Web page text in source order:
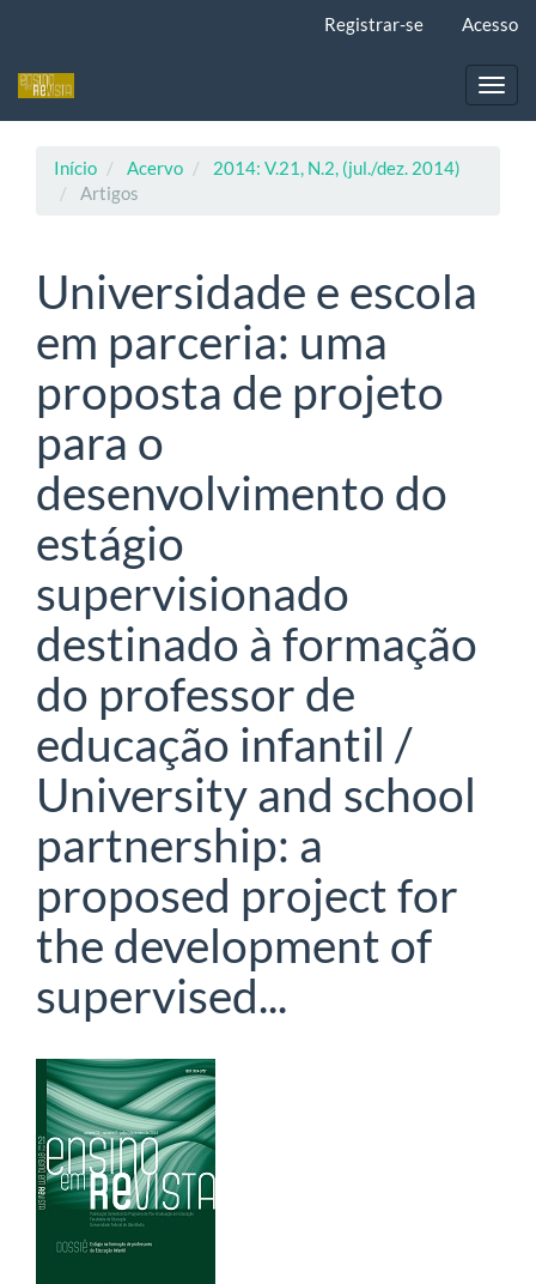
principal
Registrar-se Acesso
Início Acervo
2014: V.21, N.2, (jul./dez. 2014)
Artigos
Universidade e escola
em parceria: uma
proposta de projeto
para o
desenvolvimento do
estágio
supervisionado
destinado à formação
do professor de
educação infantil /
University and school
partnership: a
proposed project for
the development of
supervised...
Barra
lateral
de
artigos